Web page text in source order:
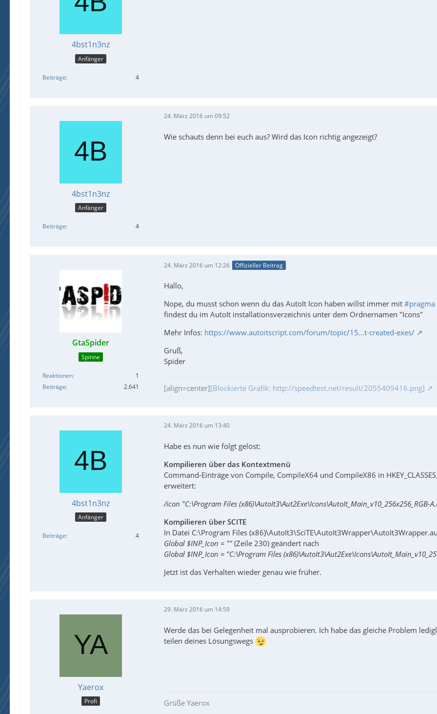
4bst1n3nz
Anfänger
Beiträge 4
4bst1n3nz
Anfänger
Beiträge 4
24. März 2016 um 09:52
Wie schauts denn bei euch aus? Wird das Icon richtig angezeigt?
GtaSpider
Spinne
Reaktionen
1
Beiträge
2.641
24. März 2016 um 12:26 Offizieller Beitrag
Hallo,
Nope, du musst schon wenn du das AutoIt Icon haben willst immer mit #pragma
findest du im AutoIt installationsverzeichnis unter dem Ordnernamen "Icons"
Mehr Infos: https://www.autoitscript.com/forum/topic/15…t-created-exes/
Gruß,
Spider
[align=center][Blockierte Grafik: http://speedtest.net/result/2055409416.png]
4bst1n3nz
Anfänger
Beiträge 4
24. März 2016 um 13:40
Habe es nun wie folgt gelöst:
Kompilieren über das Kontextmenü
Command-Einträge von Compile, CompileX64 und CompileX86 in
erweitert:
/icon "C:\Program Files (x86)\AutoIt3\Aut2Exe\Icons\AutoIt_Main_v10_256x256_RGB-
Kompilieren über SCITE
In Datei C:\Program Files
Global $INP_Icon = "" (Zeile 230) geändert nach
Global $INP_Icon = "C:\Program Files
Jetzt ist das Verhalten wieder genau wie früher.
Yaerox
Profi
29. März 2016 um 14:59
Werde das bei Gelegenheit mal ausprobieren. Ich habe das gleiche Problem
teilen deines Lösungswegs
Grüße Yaerox